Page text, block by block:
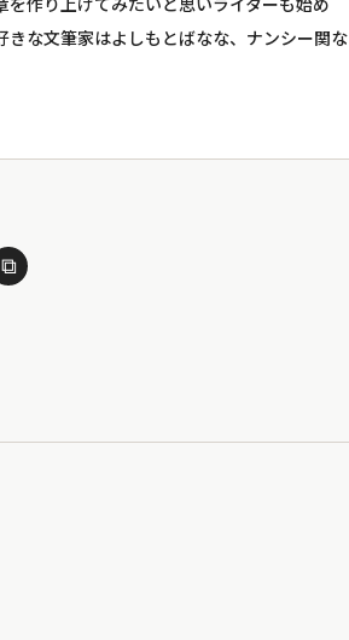
作り上げてみたいと思いライターも始め
きな文筆家はよしもとばなな、ナンシー関な
⧉